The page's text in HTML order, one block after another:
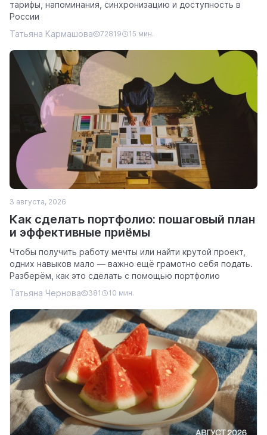
тарифы, напоминания, синхронизацию и доступность в
России
Татьяна Кармашова
72819 15 мин.
3 августа, 2026
Как сделать портфолио: пошаговый план
и эффективные приёмы
Чтобы получить работу мечты или найти крутой проект,
одних навыков мало — важно ещё грамотно себя подать.
Разберём, как это сделать с помощью портфолио
Татьяна Чернова
381 10 мин.